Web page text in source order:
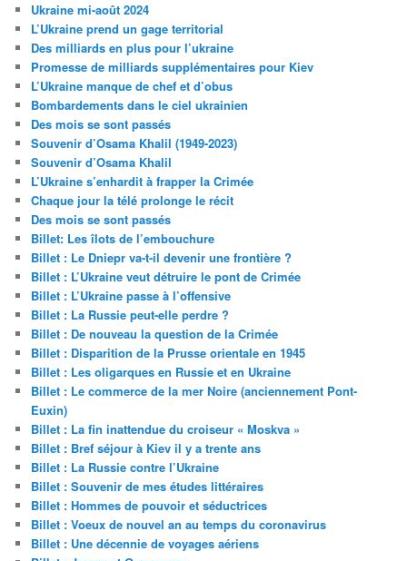
Ukraine mi-août 2024
L’Ukraine prend un gage territorial
Des milliards en plus pour l’ukraine
Promesse de milliards supplémentaires pour Kiev
L’Ukraine manque de chef et d’obus
Bombardements dans le ciel ukrainien
Des mois se sont passés
Souvenir d’Osama Khalil (1949-2023)
Souvenir d’Osama Khalil
L’Ukraine s’enhardit à frapper la Crimée
Chaque jour la télé prolonge le récit
Des mois se sont passés
Billet: Les îlots de l’embouchure
Billet : Le Dniepr va-t-il devenir une frontière ?
Billet : L’Ukraine veut détruire le pont de Crimée
Billet : L’Ukraine passe à l’offensive
Billet : La Russie peut-elle perdre ?
Billet : De nouveau la question de la Crimée
Billet : Disparition de la Prusse orientale en 1945
Billet : Les oligarques en Russie et en Ukraine
Billet : Le commerce de la mer Noire (anciennement Pont-
Euxin)
Billet : La fin inattendue du croiseur « Moskva »
Billet : Bref séjour à Kiev il y a trente ans
Billet : La Russie contre l’Ukraine
Billet : Souvenir de mes études littéraires
Billet : Hommes de pouvoir et séductrices
Billet : Voeux de nouvel an au temps du coronavirus
Billet : Une décennie de voyages aériens